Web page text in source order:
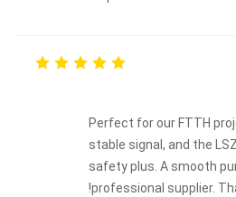
Perfect for our FTTH
stable signal, and the
safety plus. A smooth
professional supplier.